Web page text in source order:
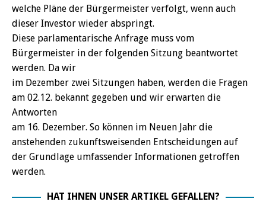
welche Pläne der Bürgermeister verfolgt, wenn auch
dieser Investor wieder abspringt.
Diese parlamentarische Anfrage muss vom
Bürgermeister in der folgenden Sitzung beantwortet
werden. Da wir
im Dezember zwei Sitzungen haben, werden die Fragen
am 02.12. bekannt gegeben und wir erwarten die
Antworten
am 16. Dezember. So können im Neuen Jahr die
anstehenden zukunftsweisenden Entscheidungen auf
der Grundlage umfassender Informationen getroffen
werden.
HAT IHNEN UNSER ARTIKEL GEFALLEN?